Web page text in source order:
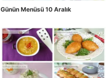
Günün Menüsü 10 Aralık